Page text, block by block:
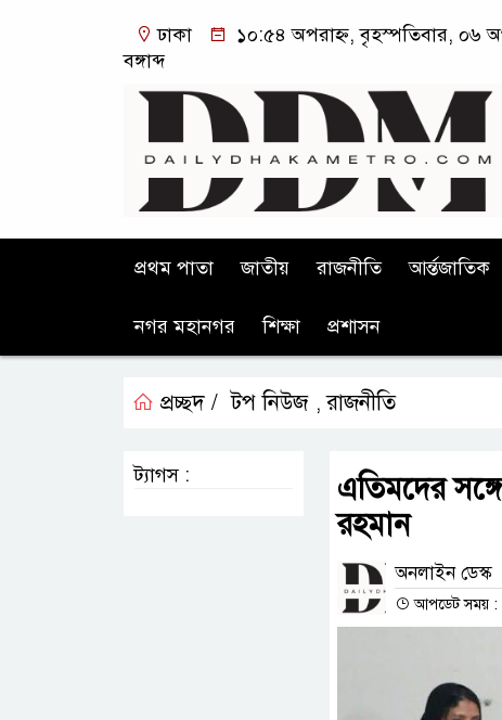
ঢাকা
১০:৫৪ অপরাহ্ন, বৃহস্পতিবার, ০৬
বঙ্গাব্দ
প্রথম পাতা জাতীয় রাজনীতি আর্ন্তজাতিক
নগর মহানগর শিক্ষা প্রশাসন
প্রচ্ছদ / টপ নিউজ ,রাজনীতি
এতিমদের
রহমান
অনলাইন ডেস্ক
আপডেট সময় :
ট্যাগস :